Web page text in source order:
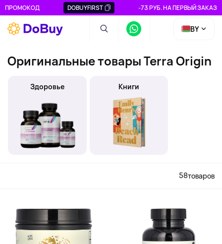
ПРОМОКОД DOBUYFIRST -73 РУБ. НА ПЕРВЫЙ ЗАКАЗ
BY
Оригинальные товары Terra Origin
Здоровье Книги
58товаров